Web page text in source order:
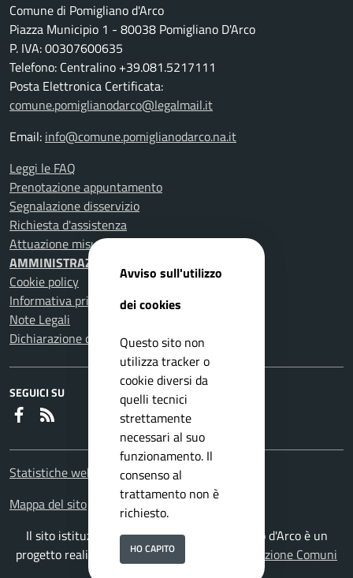
Comune di Pomigliano d'Arco
Piazza Municipio 1 - 80038 Pomigliano D'Arco
P. IVA: 00307600635
Telefono: Centralino +39.081.5217111
Posta Elettronica Certificata:
comune.pomiglianodarco@legalmail.it
Email: info@comune.pomiglianodarco.na.it
Leggi le FAQ
Prenotazione appuntamento
Segnalazione disservizio
Richiesta d'assistenza
Attuazione misure PNRR
AMMINISTRAZIONE TRASPARENTE
Cookie policy
Informativa privacy
Note Legali
Dichiarazione di accessibilità
SEGUICI SU
Faceboook
Statistiche web
Mappa del sito
Il sito istituzionale del Comune di Pomigliano d'Arco è un
progetto realizzato daISWEB S.p.A.
Soluzione Comuni
Avviso sull'utilizzo
dei cookies
Questo sito non
utilizza tracker o
cookie diversi da
quelli tecnici
strettamente
necessari al suo
funzionamento. Il
consenso al
trattamento non è
richiesto.
HO CAPITO